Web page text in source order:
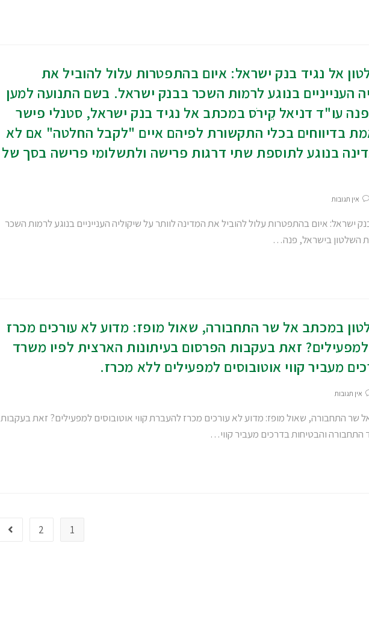
אל נגיד בנק ישראל: איום בהתפטרות עלול להוביל את
הענייניים בנוגע לרמות השכר בבנק ישראל. בשם התנועה למען
עו"ד דניאל קֵירֹס במכתב אל נגיד בנק ישראל, סטנלי פישר
בדיווחים בכלי התקשורת לפיהם איים "לקבל החלטה" אם לא
בנוגע לתוספת שתי דרגות פרישה ולתשלומי פרישה בסך של
אין תגובות
ישראל: איום בהתפטרות עלול להוביל את המדינה לוותר על שיקוליה הענייניים בנוגע לרמות השכר
השלטון בישראל, פנה…
במכתב אל שר התחבורה, שאול מופז: מדוע לא עורכים מכרז
למפעילים? זאת בעקבות הפרסום בעיתונות הארצית לפיו משרד
מעביר קווי אוטובוסים למפעילים ללא מכרז.
אין תגובות
שר התחבורה, שאול מופז: מדוע לא עורכים מכרז להעברת קווי אוטובוסים למפעילים? זאת בעקבות
התחבורה והבטיחות בדרכים מעביר קווי…
1
2